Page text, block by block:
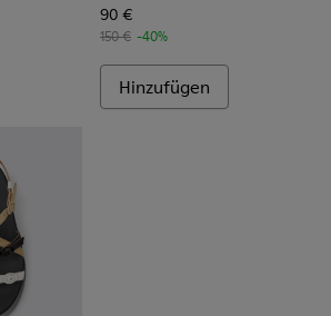
90 €
150 € -40%
Hinzufügen